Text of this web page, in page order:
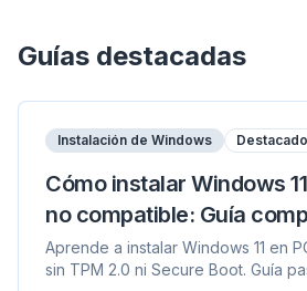
Guías destacadas
Instalación de Windows Destacado
Cómo instalar Windows
no compatible: Guía
Aprende a instalar Windows 11 en
sin TPM 2.0 ni Secure Boot. Guía